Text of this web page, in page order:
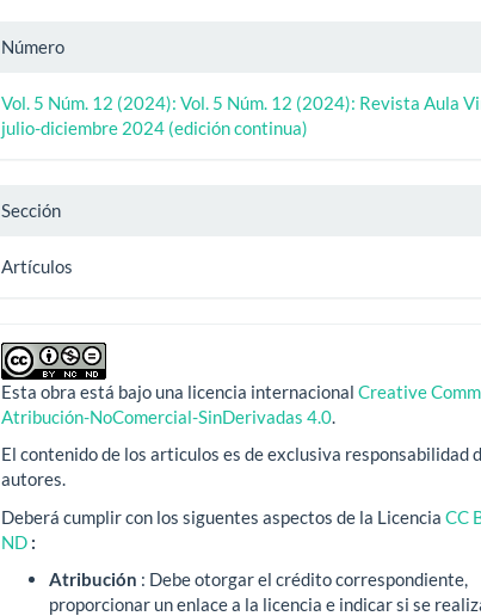
Número
Vol. 5 Núm. 12 (2024): Vol. 5 Núm. 12 (2024): Revista Aula
julio-diciembre 2024 (edición continua)
Sección
Artículos
Esta obra está bajo una licencia internacionalCreative
Atribución-NoComercial-SinDerivadas 4.0
El contenido de los articulos es de exclusiva responsabilidad
autores.
Deberá cumplir con los siguentes aspectos de la LicenciaCC
ND :
Atribución : Debe otorgar el crédito correspondiente,
proporcionar un enlace a la licencia e indicar si se